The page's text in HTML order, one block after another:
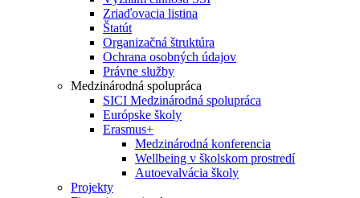
Zriaďovacia listina
Štatút
Organizačná štruktúra
Ochrana osobných údajov
Právne služby
Medzinárodná spolupráca
SICI Medzinárodná spolupráca
Európske školy
Erasmus+
Medzinárodná konferencia
Wellbeing v školskom prostredí
Autoevalvácia školy
Projekty